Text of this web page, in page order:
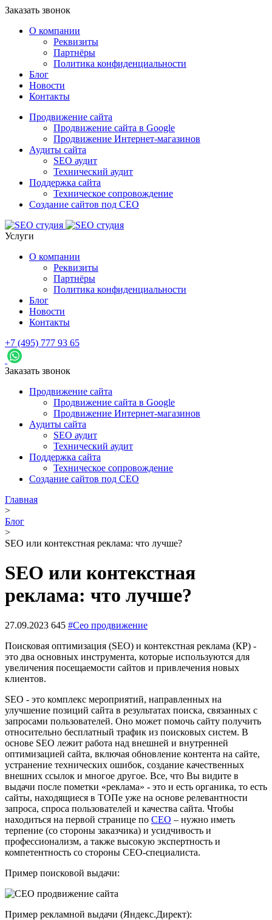
Заказать звонок
О компании
Реквизиты
Партнёры
Политика конфиденциальности
Блог
Новости
Контакты
Продвижение сайта
Продвижение сайта в Google
Продвижение Интернет-магазинов
Аудиты сайта
SEO аудит
Технический аудит
Поддержка сайта
Техническое сопровождение
Создание сайтов под СЕО
Услуги
О компании
Реквизиты
Партнёры
Политика конфиденциальности
Блог
Новости
Контакты
+7 (495) 777 93 65
Заказать звонок
Продвижение сайта
Продвижение сайта в Google
Продвижение Интернет-магазинов
Аудиты сайта
SEO аудит
Технический аудит
Поддержка сайта
Техническое сопровождение
Создание сайтов под СЕО
Главная
>
Блог
>
SEO или контекстная реклама: что лучше?
SEO или контекстная
реклама: что лучше?
27.09.2023 645 #Сео продвижение
Поисковая оптимизация (SEO) и контекстная реклама (КР) -
это два основных инструмента, которые используются для
увеличения посещаемости сайтов и привлечения новых
клиентов.
SEO - это комплекс мероприятий, направленных на
улучшение позиций сайта в результатах поиска, связанных с
запросами пользователей. Оно может помочь сайту получить
относительно бесплатный трафик из поисковых систем. В
основе SEO лежит работа над внешней и внутренней
оптимизацией сайта, включая обновление контента на сайте,
устранение технических ошибок, создание качественных
внешних ссылок и многое другое. Все, что Вы видите в
выдачи после пометки «реклама» - это и есть органика, то есть
сайты, находящиеся в ТОПе уже на основе релевантности
запроса, спроса пользователей и качества сайта. Чтобы
находиться на первой странице по СЕО – нужно иметь
терпение (со стороны заказчика) и усидчивость и
профессионализм, а также высокую экспертность и
компетентность со стороны СЕО-специалиста.
Пример поисковой выдачи:
Пример рекламной выдачи (Яндекс.Директ):